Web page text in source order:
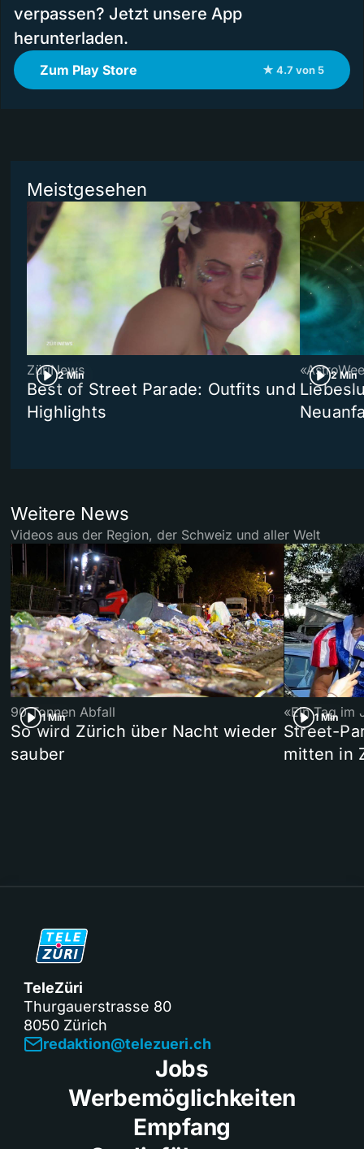
verpassen? Jetzt unsere App
herunterladen.
Zum Play Store ★ 4.7 von 5
Meistgesehen
2 Min
ZüriNews
Best of Street Parade: Outfits und
Highlights
2 Min
Weitere News
Videos aus der Region, der Schweiz und aller Welt
1 Min
90 Tonnen Abfall
So wird Zürich über Nacht wieder
sauber
1 Min
«Ein Tag im
Street-
mitten in
TeleZüri
Thurgauerstrasse 80
8050 Zürich
redaktion@telezueri.ch
Jobs
Werbemöglichkeiten
Empfang